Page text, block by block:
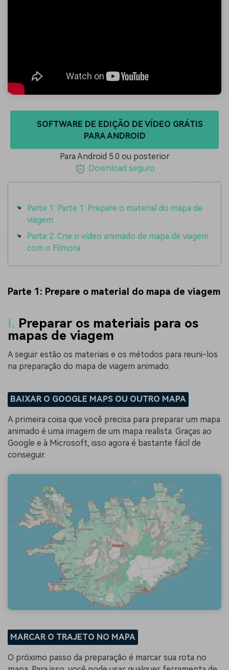
SOFTWARE DE EDIÇÃO DE VÍDEO GRÁTIS
PARA ANDROID
Para Android 5.0 ou posterior
Download seguro
Parte 1: Parte 1: Prepare o material do mapa de
viagem
Parte 2: Crie o vídeo animado de mapa de viagem
com o Filmora
Parte 1: Prepare o material do mapa de viagem
I. Preparar os materiais para os
mapas de viagem
A seguir estão os materiais e os métodos para reuni-los
na preparação do mapa de viagem animado.
BAIXAR O GOOGLE MAPS OU OUTRO MAPA
A primeira coisa que você precisa para preparar um mapa
animado é uma imagem de um mapa realista. Graças ao
Google e à Microsoft, isso agora é bastante fácil de
conseguir.
MARCAR O TRAJETO NO MAPA
O próximo passo da preparação é marcar sua rota no